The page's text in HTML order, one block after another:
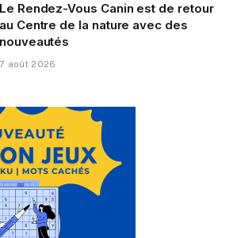
Le Rendez-Vous Canin est de retour
au Centre de la nature avec des
nouveautés
7 août 2026